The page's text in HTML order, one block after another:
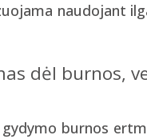
naudojant
dėl burnos,
burnos